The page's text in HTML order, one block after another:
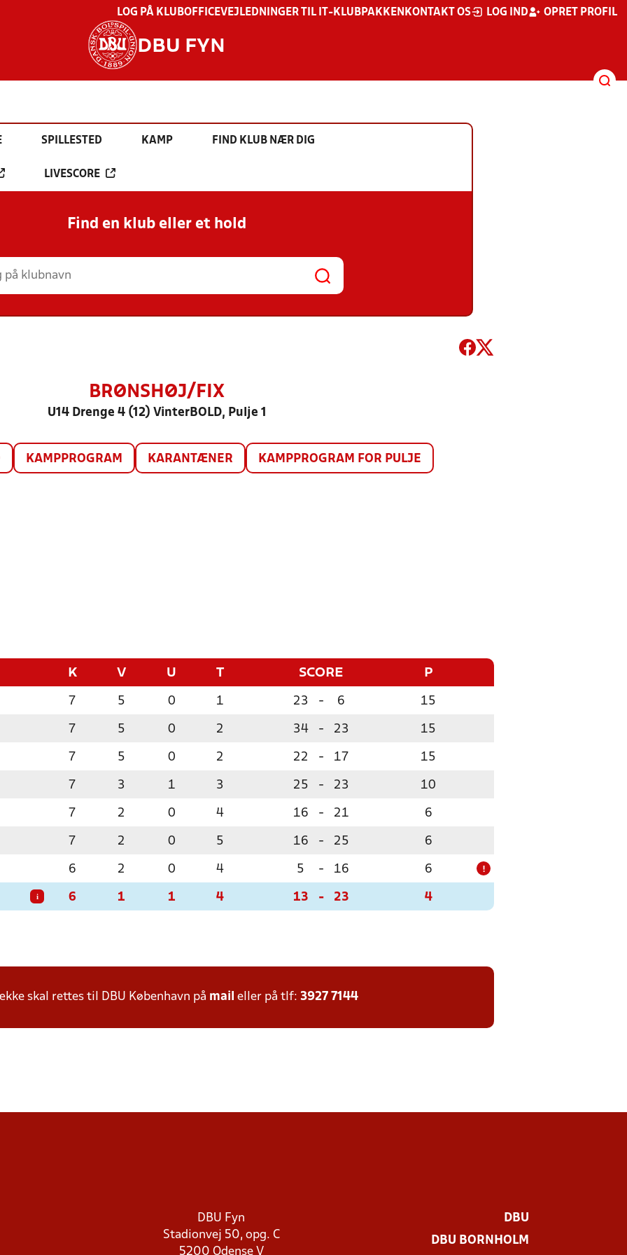
LOG PÅ KLUBOFFICEVEJLEDNINGER TIL IT-KLUBPAKKEN KONTAKT OS LOG IND OPRET PROFIL
DBU FYN
SPILLESTED KAMP FIND KLUB NÆR DIG
LIVESCORE
Find en klub eller et hold
BRØNSHØJ/FIX
U14 Drenge 4 (12) VinterBOLD, Pulje 1
KAMPPROGRAM KARANTÆNER KAMPPROGRAM FOR PULJE
K V U T SCORE P
7 5 0 1 23 - 6 15
7 5 0 2 34 - 23 15
7 5 0 2 22 - 17 15
7 3 1 3 25 - 23 10
7 2 0 4 16 - 21 6
7 2 0 5 16 - 25 6
6 2 0 4 5 - 16 6 !
i 6 1 1 4 13 - 23 4
skal rettes til DBU København på mail eller på tlf: 3927 7144
DBU Fyn
Stadionvej 50, opg. C
5200 Odense V
DBU
DBU BORNHOLM